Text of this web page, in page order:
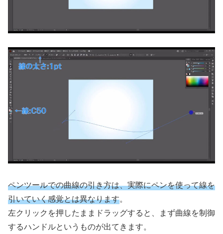
ペンツールでの曲線の引き方は、実際にペンを使って線を
引いていく感覚とは異なります。
左クリックを押したままドラッグすると、まず曲線を制御
するハンドルというものが出てきます。